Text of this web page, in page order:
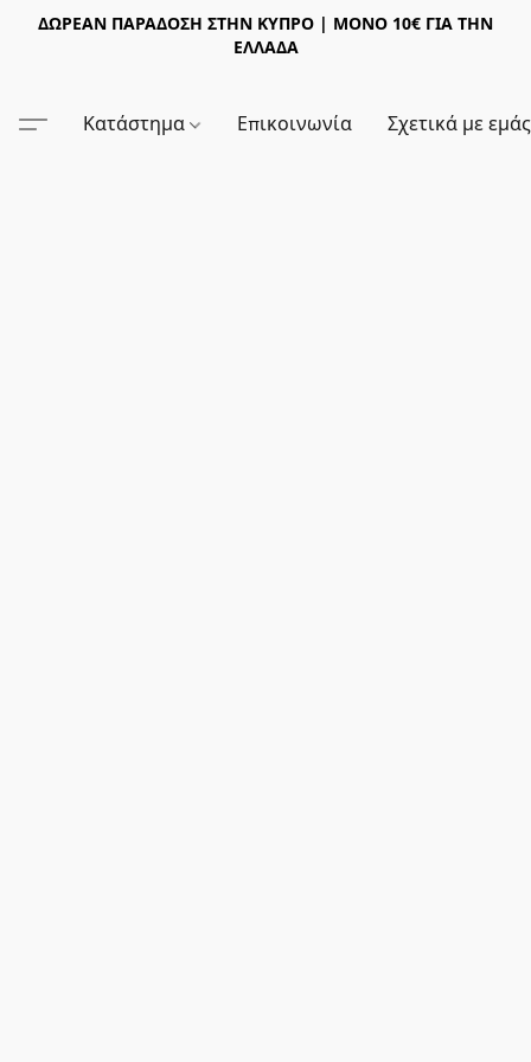
ΔΩΡΕΑΝ ΠΑΡΑΔΟΣΗ ΣΤΗΝ ΚΥΠΡΟ | ΜΟΝΟ 10€ ΓΙΑ ΤΗΝ
ΕΛΛΑΔΑ
Κατάστημα Επικοινωνία Σχετικά με εμάς